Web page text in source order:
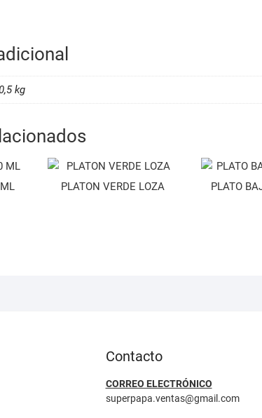
kg
PLATON VERDE LOZA PLATO
Contacto
CORREO ELECTRÓNICO
superpapa.ventas@gmail.com